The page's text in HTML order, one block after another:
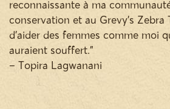
reconnaissante à ma
conservation et au Grevy's Zebra
d'aider des femmes comme moi
auraient souffert."
– Topira Lagwanani